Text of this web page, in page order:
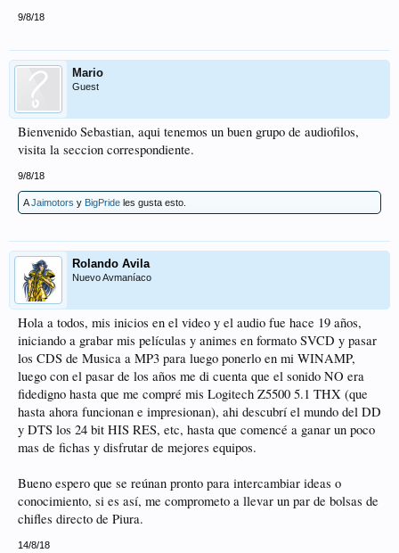
9/8/18
Mario
Guest
Bienvenido Sebastian, aqui tenemos un buen grupo de audiofilos,
visita la seccion correspondiente.
9/8/18
AJaimotors y BigPride les gusta esto.
Rolando Avila
Nuevo Avmaníaco
Hola a todos, mis inicios en el video y el audio fue hace 19 años,
iniciando a grabar mis películas y animes en formato SVCD y pasar
los CDS de Musica a MP3 para luego ponerlo en mi WINAMP,
luego con el pasar de los años me di cuenta que el sonido NO era
fidedigno hasta que me compré mis Logitech Z5500 5.1 THX (que
hasta ahora funcionan e impresionan), ahi descubrí el mundo del DD
y DTS los 24 bit HIS RES, etc, hasta que comencé a ganar un poco
mas de fichas y disfrutar de mejores equipos.
Bueno espero que se reúnan pronto para intercambiar ideas o
conocimiento, si es así, me comprometo a llevar un par de bolsas de
chifles directo de Piura.
14/8/18